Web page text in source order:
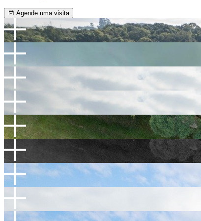
Agende uma visita